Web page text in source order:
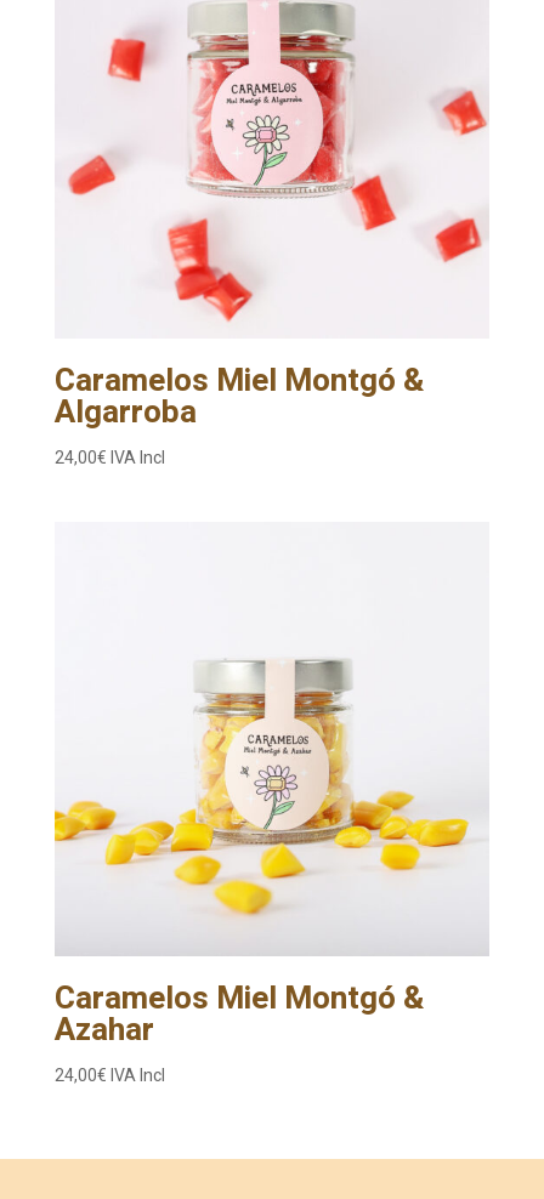
Caramelos Miel Montgó &
Algarroba
24,00€IVA Incl
Caramelos Miel Montgó &
Azahar
24,00€IVA Incl